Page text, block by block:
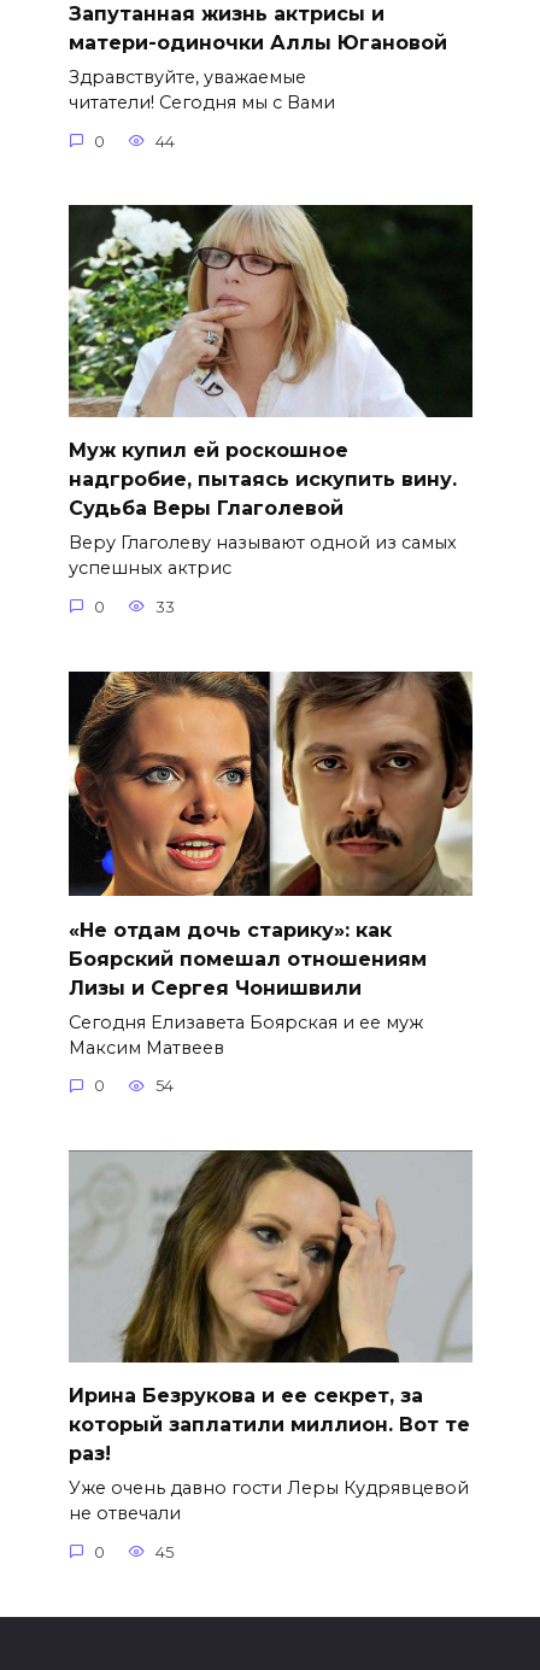
Запутанная жизнь актрисы и
матери-одиночки Аллы Югановой
Здравствуйте, уважаемые
читатели! Сегодня мы с Вами
0 44
Муж купил ей роскошное
надгробие, пытаясь искупить вину.
Судьба Веры Глаголевой
Веру Глаголеву называют одной из самых
успешных актрис
0 33
«Не отдам дочь старику»: как
Боярский помешал отношениям
Лизы и Сергея Чонишвили
Сегодня Елизавета Боярская и ее муж
Максим Матвеев
0 54
Ирина Безрукова и ее секрет, за
который заплатили миллион. Вот те
раз!
Уже очень давно гости Леры Кудрявцевой
не отвечали
0 45